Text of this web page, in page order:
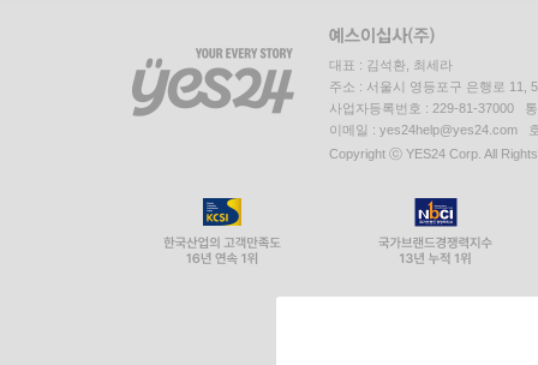
대표 : 김석환, 최세라
주소 : 서울시 영등포구 은행로 11,
사업자등록번호 : 229-81-37000
이메일 : yes24help@yes24.com
Copyright ⓒ YES24 Corp. All